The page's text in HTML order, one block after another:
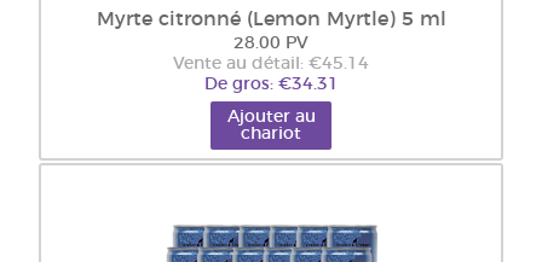
Myrte citronné (Lemon Myrtle) 5 ml
28.00 PV
Vente au détail: €45.14
De gros: €34.31
Ajouter au
chariot